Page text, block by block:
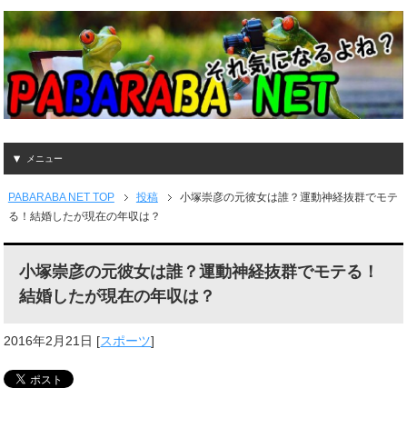
メニュー
PABARABA NET TOP 投稿
小塚崇彦の元彼女は誰？運動神経抜群でモテ
る！結婚したが現在の年収は？
小塚崇彦の元彼女は誰？運動神経抜群でモテる！
結婚したが現在の年収は？
2016年2月21日 [スポーツ]